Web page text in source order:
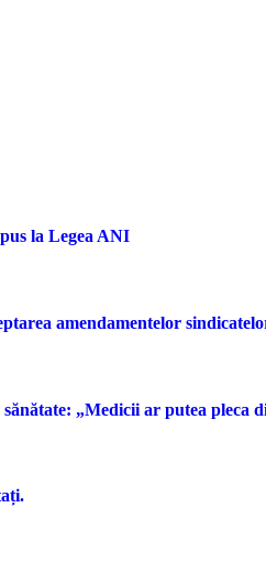
la Legea ANI
amendamentelor
„Medicii ar putea pleca